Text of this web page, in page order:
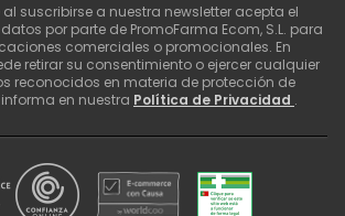
suscribirse a nuestra newsletter acepta el
por parte de PromoFarma Ecom, S.L. para
comerciales o promocionales. En
retirar su consentimiento o ejercer cualquier
reconocidos en materia de protección de
en nuestra Política de Privacidad .